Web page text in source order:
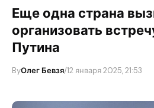
Еще одна страна
организовать
Путина
ByОлег Бевзя/12 января 2025, 21:53